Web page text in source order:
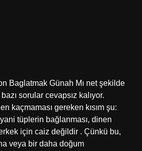
Baglatmak Günah Mı net şekilde
sorular cevapsız kalıyor.
kaçmaması gereken kısım şu:
tüplerin bağlanması, dinen
için caiz değildir . Çünkü bu,
veya bir daha doğum